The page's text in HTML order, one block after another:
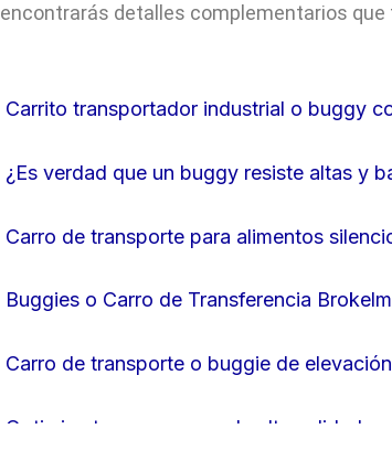
encontrarás detalles complementarios
Carrito transportador industrial o buggy
¿Es verdad que un buggy resiste altas y
Carro de transporte para alimentos
Buggies o Carro de Transferencia
Carro de transporte o buggie de
Optimiza tu proceso con la alta calidad y